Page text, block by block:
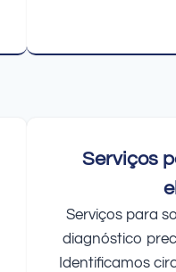
Serviços
Serviços para
diagnóstico
Identificamos